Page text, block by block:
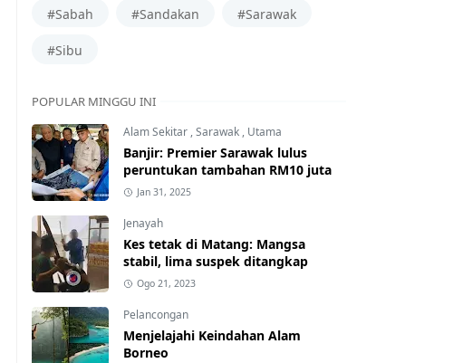
#Sabah #Sandakan #Sarawak
#Sibu
POPULAR MINGGU INI
Alam Sekitar ,Sarawak , Utama
Banjir: Premier Sarawak lulus
peruntukan tambahan RM10 juta
Jan 31, 2025
Jenayah
Kes tetak di Matang: Mangsa
stabil, lima suspek ditangkap
Ogo 21, 2023
Pelancongan
Menjelajahi Keindahan Alam
Borneo